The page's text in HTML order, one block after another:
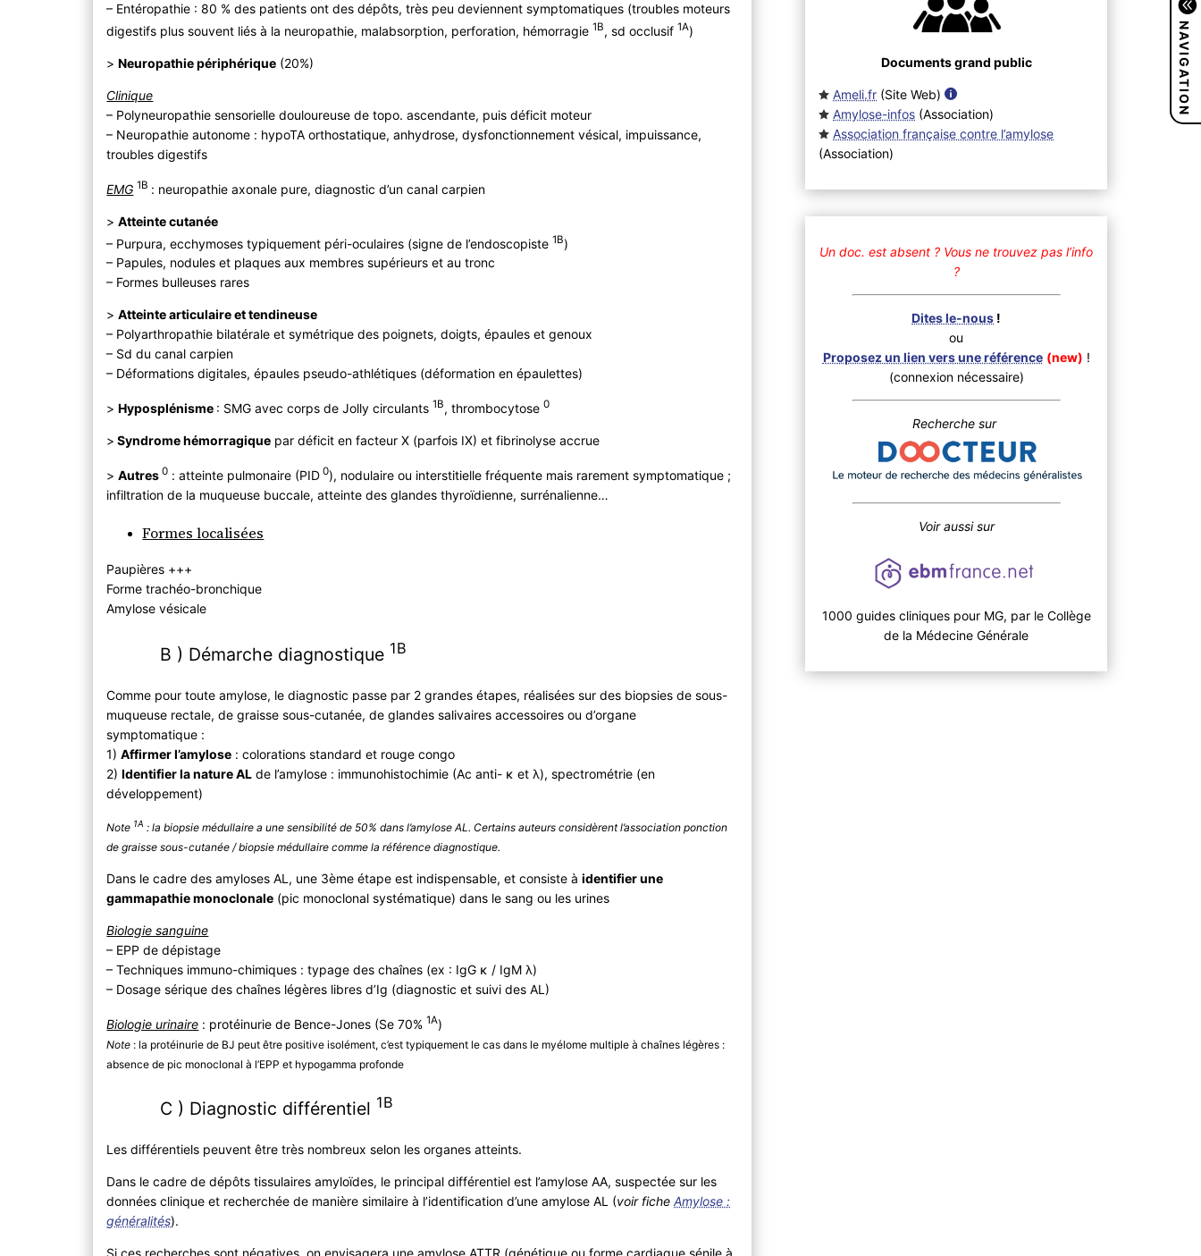
– Entéropathie : 80 % des patients ont des dépôts, très peu deviennent symptomatiques (troubles moteurs
digestifs plus souvent liés à la neuropathie, malabsorption, perforation, hémorragie 1B, sd occlusif 1A)
>Neuropathie périphérique (20%)
Clinique
– Polyneuropathie sensorielle douloureuse de topo. ascendante, puis déficit moteur
– Neuropathie autonome : hypoTA orthostatique, anhydrose, dysfonctionnement vésical, impuissance,
troubles digestifs
EMG 1B : neuropathie axonale pure, diagnostic d’un canal carpien
>Atteinte cutanée
– Purpura, ecchymoses typiquement péri-oculaires (signe de l’endoscopiste1B)
– Papules, nodules et plaques aux membres supérieurs et au tronc
– Formes bulleuses rares
>Atteinte articulaire et tendineuse
– Polyarthropathie bilatérale et symétrique des poignets, doigts, épaules et genoux
– Sd du canal carpien
– Déformations digitales, épaules pseudo-athlétiques (déformation en épaulettes)
>Hyposplénisme : SMG avec corps de Jolly circulants 1B, thrombocytose0
> Syndrome hémorragique par déficit en facteur X (parfois IX) et fibrinolyse accrue
>Autres 0 : atteinte pulmonaire (PID 0), nodulaire ou interstitielle fréquente mais rarement symptomatique ;
infiltration de la muqueuse buccale, atteinte des glandes thyroïdienne, surrénalienne…
Formes localisées
Paupières +++
Forme trachéo-bronchique
Amylose vésicale
B ) Démarche diagnostique 1B
Comme pour toute amylose, le diagnostic passe par 2 grandes étapes, réalisées sur des biopsies de sous-
muqueuse rectale, de graisse sous-cutanée, de glandes salivaires accessoires ou d’organe
symptomatique :
1)Affirmer l’amylose : colorations standard et rouge congo
2)Identifier la nature AL de l’amylose : immunohistochimie (Ac anti- κ et λ), spectrométrie (en
développement)
Note 1A : la biopsie médullaire a une sensibilité de 50% dans l’amylose AL. Certains auteurs considèrent l’association ponction
de graisse sous-cutanée / biopsie médullaire comme la référence diagnostique.
Dans le cadre des amyloses AL, une 3ème étape est indispensable, et consiste àidentifier une
gammapathie monoclonale (pic monoclonal systématique) dans le sang ou les urines
Biologie sanguine
– EPP de dépistage
– Techniques immuno-chimiques : typage des chaînes (ex : IgG κ / IgM λ)
– Dosage sérique des chaînes légères libres d’Ig (diagnostic et suivi des AL)
Biologie urinaire : protéinurie de Bence-Jones (Se 70% 1A)
Note : la protéinurie de BJ peut être positive isolément, c’est typiquement le cas dans le myélome multiple à chaînes légères :
absence de pic monoclonal à l’EPP et hypogamma profonde
C ) Diagnostic différentiel 1B
Les différentiels peuvent être très nombreux selon les organes atteints.
Dans le cadre de dépôts tissulaires amyloïdes, le principal différentiel est l’amylose AA, suspectée sur les
données clinique et recherchée de manière similaire à l’identification d’une amylose AL (voir ficheAmylose :
généralités).
Documents grand public
Ameli.fr (Site Web)
Amylose-infos (Association)
Association française contre l’amylose
(Association)
Un doc. est absent ? Vous ne trouvez pas l’info
?
Dites le-nous !
ou
Proposez un lien vers une référence (new) !
(connexion nécessaire)
Recherche sur
Voir aussi sur
1000 guides cliniques pour MG, par le Collège
de la Médecine Générale
NAVIGATION